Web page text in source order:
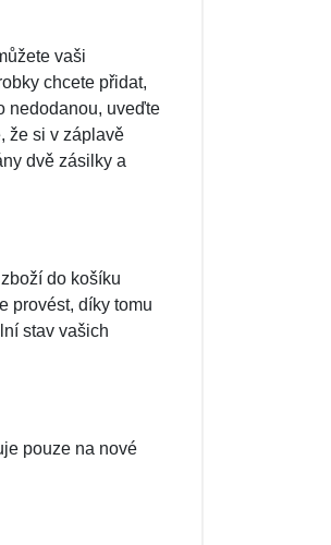
vaši
chcete přidat,
nedodanou, uveďte
že si v záplavě
dvě zásilky a
do košíku
provést, díky tomu
stav vašich
pouze na nové